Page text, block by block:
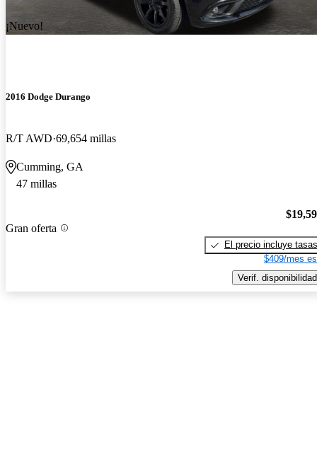
¡Nuevo!
2016 Dodge Durango
R/T AWD 69,654 millas
Cumming, GA
47 millas
Gran oferta
El precio incluye tasas
$409/mes
Verif. disponibilidad